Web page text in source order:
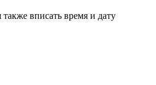
вписать время и дату